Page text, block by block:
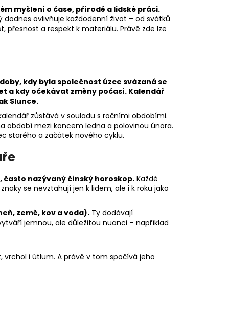
myšlení o čase, přírodě a lidské práci.
ovlivňuje každodenní život – od svátků
přesnost a respekt k materiálu. Právě zde lze
kdy byla společnost úzce svázaná se
a kdy očekávat změny počasí. Kalendář
Slunce.
zůstává v souladu s ročními obdobími.
období mezi koncem ledna a polovinou února.
starého a začátek nového cyklu.
nazývaný čínský horoskop. Každé
se nevztahují jen k lidem, ale i k roku jako
země, kov a voda). Ty dodávají
jemnou, ale důležitou nuanci – například
vrchol i útlum. A právě v tom spočívá jeho